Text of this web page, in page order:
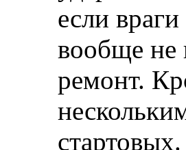
если
вообще не
ремонт.
стартовых.